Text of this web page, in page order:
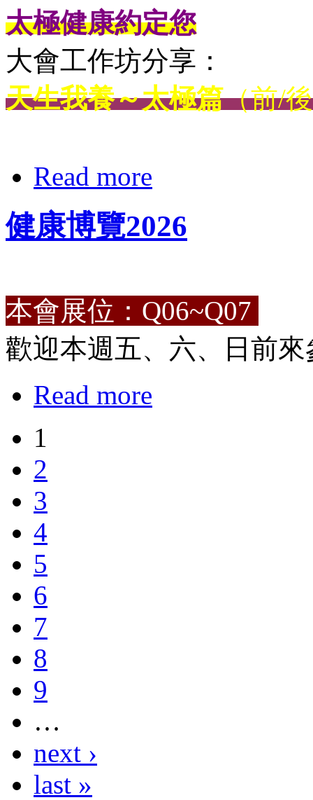
太極健康約定您
大會工作坊分享：
天生我養～太極篇（前/
Read more
健康博覽2026
本會展位：Q06~Q07
歡迎本週五、六、日前來
Read more
1
2
3
4
5
6
7
8
9
…
next ›
last »